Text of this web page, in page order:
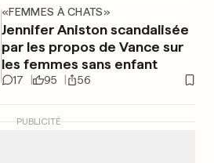
«FEMMES À CHATS»
Jennifer Aniston scandalisée
par les propos de Vance sur
les femmes sans enfant
17 95 56
PUBLICITÉ